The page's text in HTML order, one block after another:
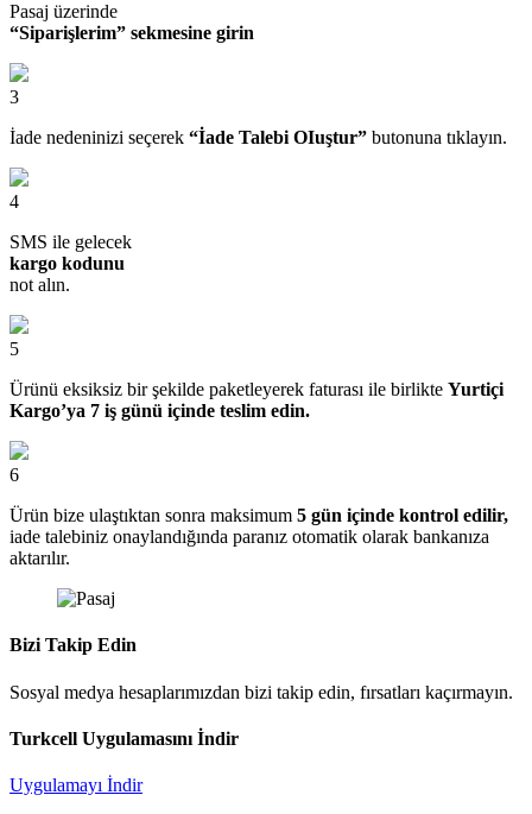
Pasaj üzerinde
“Siparişlerim” sekmesine girin
3
İade nedeninizi seçerek “İade Talebi OIuştur” butonuna tıklayın.
4
SMS ile gelecek
kargo kodunu
not alın.
5
Ürünü eksiksiz bir şekilde paketleyerek faturası ile birlikte Yurtiçi
Kargo’ya 7 iş günü içinde teslim edin.
6
Ürün bize ulaştıktan sonra maksimum 5 gün içinde kontrol edilir,
iade talebiniz onaylandığında paranız otomatik olarak bankanıza
aktarılır.
Bizi Takip Edin
Sosyal medya hesaplarımızdan bizi takip edin, fırsatları kaçırmayın.
Turkcell Uygulamasını İndir
Uygulamayı İndir